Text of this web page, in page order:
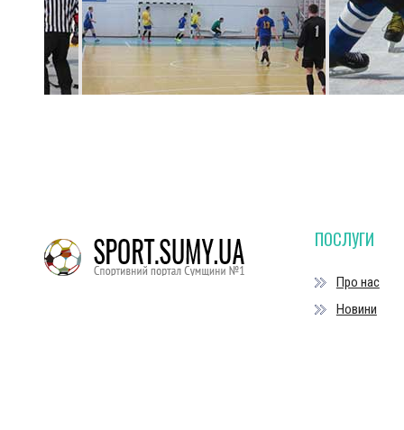
ПОСЛУГИ
Про нас
Новини